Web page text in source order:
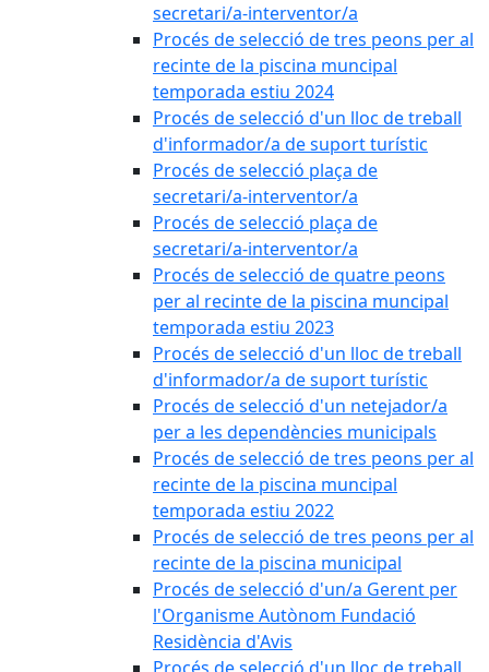
secretari/a-interventor/a
Procés de selecció de tres peons per al
recinte de la piscina muncipal
temporada estiu 2024
Procés de selecció d'un lloc de treball
d'informador/a de suport turístic
Procés de selecció plaça de
secretari/a-interventor/a
Procés de selecció plaça de
secretari/a-interventor/a
Procés de selecció de quatre peons
per al recinte de la piscina muncipal
temporada estiu 2023
Procés de selecció d'un lloc de treball
d'informador/a de suport turístic
Procés de selecció d'un netejador/a
per a les dependències municipals
Procés de selecció de tres peons per al
recinte de la piscina muncipal
temporada estiu 2022
Procés de selecció de tres peons per al
recinte de la piscina municipal
Procés de selecció d'un/a Gerent per
l'Organisme Autònom Fundació
Residència d'Avis